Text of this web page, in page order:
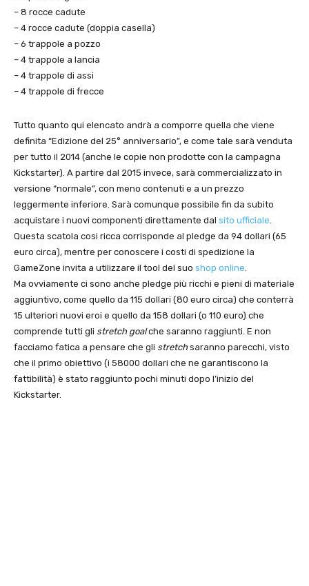
– 8 rocce cadute
– 4 rocce cadute (doppia casella)
– 6 trappole a pozzo
– 4 trappole a lancia
– 4 trappole di assi
– 4 trappole di frecce
Tutto quanto qui elencato andrà a comporre quella che viene
definita “Edizione del 25° anniversario”, e come tale sarà venduta
per tutto il 2014 (anche le copie non prodotte con la campagna
Kickstarter). A partire dal 2015 invece, sarà commercializzato in
versione “normale”, con meno contenuti e a un prezzo
leggermente inferiore. Sarà comunque possibile fin da subito
acquistare i nuovi componenti direttamente dal sito ufficiale
Questa scatola cosi ricca corrisponde al pledge da 94 dollari (65
euro circa), mentre per conoscere i costi di spedizione la
GameZone invita a utilizzare il tool del suo shop online
Ma ovviamente ci sono anche pledge più ricchi e pieni di materiale
aggiuntivo, come quello da 115 dollari (80 euro circa) che conterrà
15 ulteriori nuovi eroi e quello da 158 dollari (o 110 euro) che
comprende tutti gli stretch goalche saranno raggiunti. E non
facciamo fatica a pensare che gli stretch saranno parecchi, visto
che il primo obiettivo (i 58000 dollari che ne garantiscono la
fattibilità) è stato raggiunto pochi minuti dopo l’inizio del
Kickstarter.